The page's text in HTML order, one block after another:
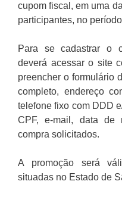
cupom fiscal, em uma
participantes, no
Para se cadastrar o
deverá acessar o site
preencher o formulário
completo, endereço
telefone fixo com DDD
CPF, e-mail, data de
compra solicitados.
A promoção será
situadas no Estado de